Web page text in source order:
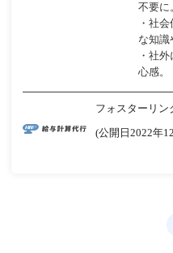
不要に
・社
な知識
・社
心感。
フォスターリン
(公開日2022年